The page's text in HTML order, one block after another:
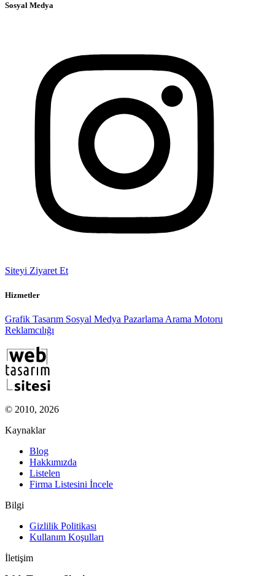
Sosyal Medya
Siteyi Ziyaret Et
Hizmetler
Grafik Tasarım Sosyal Medya Pazarlama Arama Motoru
Reklamcılığı
© 2010, 2026
Kaynaklar
Blog
Hakkımızda
Listelen
Firma Listesini İncele
Bilgi
Gizlilik Politikası
Kullanım Koşulları
İletişim